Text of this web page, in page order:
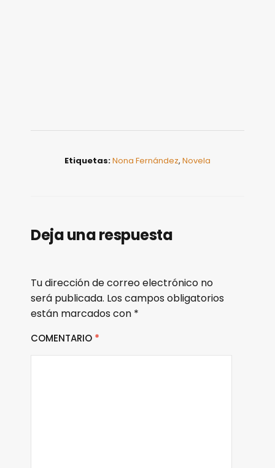
Etiquetas:Nona Fernández, Novela
Deja una respuesta
Tu dirección de correo electrónico no
será publicada. Los campos obligatorios
están marcados con *
COMENTARIO *